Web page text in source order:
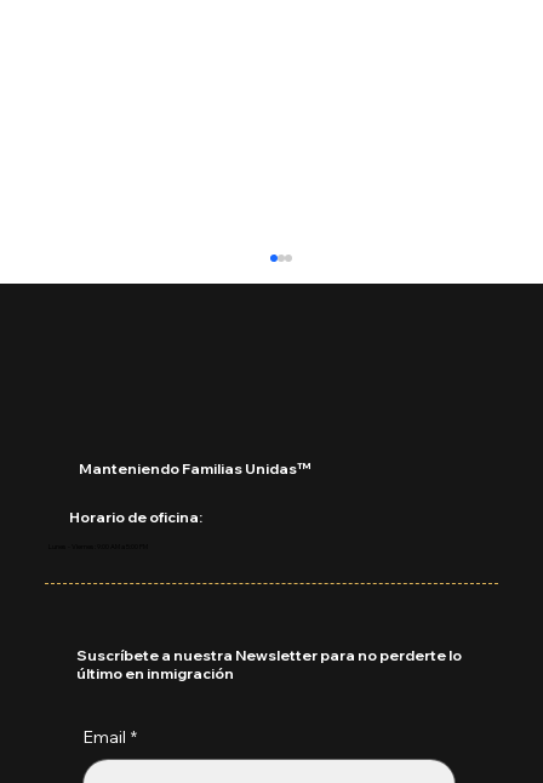
Manteniendo Familias Unidas™
Horario de oficina:
Email *
Suscríbete a nuestra Newsletter para no perderte lo
último en inmigración